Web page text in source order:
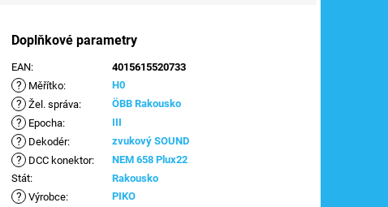
Doplňkové parametry
EAN: 4015615520733
? Měřítko: H0
? Žel. správa: ÖBB Rakousko
? Epocha: III
? Dekodér: zvukový SOUND
? DCC konektor:
NEM 658 Plux22
Stát: Rakousko
? Výrobce:
PIKO